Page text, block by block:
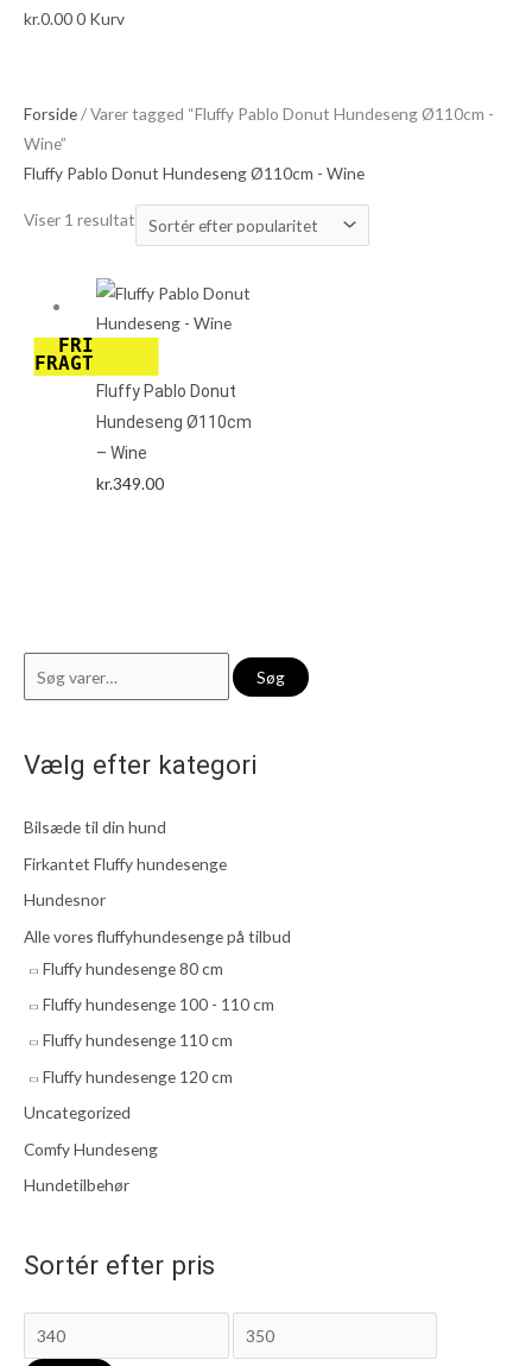
kr.0.000 Kurv
ø
e
t
e
r
Søg
Vælg efter kategori
Bilsæde til din hund
Firkantet Fluffy hundesenge
Hundesnor
Alle vores fluffyhundesenge på tilbud
Fluffy hundesenge 80 cm
Fluffy hundesenge 100 - 110 cm
Fluffy hundesenge 110 cm
Fluffy hundesenge 120 cm
Uncategorized
Comfy Hundeseng
Hundetilbehør
Sortér efter pris
i
d
t
e
p
H
ø
e
Forside/ Varer tagged “Fluffy Pablo Donut Hundeseng Ø110cm -
Wine”
Fluffy Pablo Donut Hundeseng Ø110cm - Wine
Viser 1 resultat
FRI
FRAGT
Fluffy Pablo Donut
Hundeseng Ø110cm
– Wine
kr.349.00